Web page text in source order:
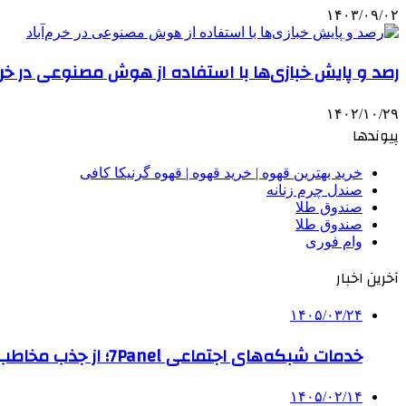
۱۴۰۳/۰۹/۰۲
رصد و پایش خبازی‌ها با استفاده از هوش مصنوعی در
۱۴۰۲/۱۰/۲۹
پیوندها
خرید بهترین قهوه | خرید قهوه | قهوه گرنیکا کافی
صندل چرم زنانه
صندوق طلا
صندوق طلا
وام فوری
آخرین اخبار
۱۴۰۵/۰۳/۲۴
خدمات شبکه‌های اجتماعی 7Panel؛ از جذب مخاطب تا افزایش درآمد
۱۴۰۵/۰۲/۱۴